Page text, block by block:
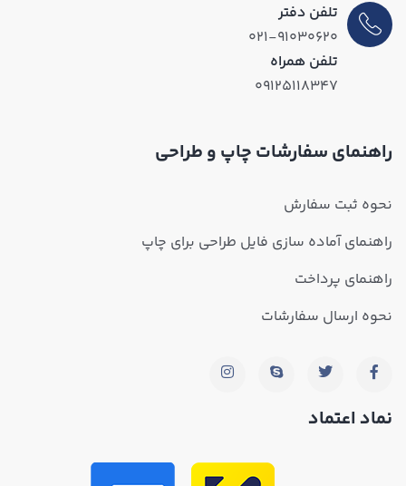
تلفن دفتر
۰۲۱-۹۱۰۳۰۶۲۰
تلفن همراه
۰۹۱۲۵۱۱۸۳۴۷
راهنمای سفارشات چاپ و طراحی
نحوه ثبت سفارش
راهنمای آماده سازی فایل طراحی برای چاپ
راهنمای پرداخت
نحوه ارسال سفارشات
نماد اعتماد